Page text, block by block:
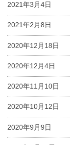
2021年3月4日
2021年2月8日
2020年12月18日
2020年12月4日
2020年11月10日
2020年10月12日
2020年9月9日